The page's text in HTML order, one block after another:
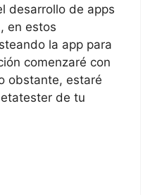
desarrollo de apps
en estos
la app para
comenzaré con
obstante, estaré
de tu